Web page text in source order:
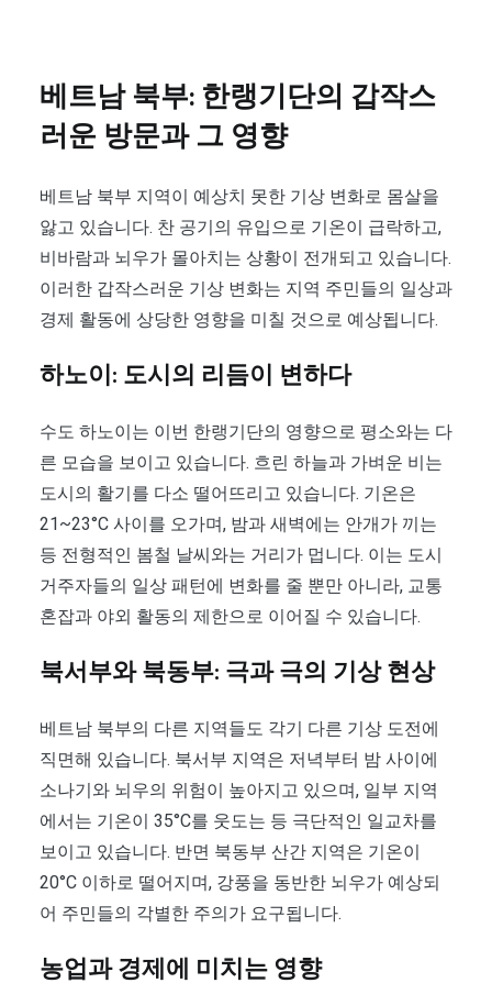
베트남 북부: 한랭기단의 갑작스
러운 방문과 그 영향
베트남 북부 지역이 예상치 못한 기상 변화로 몸살을
앓고 있습니다. 찬 공기의 유입으로 기온이 급락하고,
비바람과 뇌우가 몰아치는 상황이 전개되고 있습니다.
이러한 갑작스러운 기상 변화는 지역 주민들의 일상과
경제 활동에 상당한 영향을 미칠 것으로 예상됩니다.
하노이: 도시의 리듬이 변하다
수도 하노이는 이번 한랭기단의 영향으로 평소와는 다
른 모습을 보이고 있습니다. 흐린 하늘과 가벼운 비는
도시의 활기를 다소 떨어뜨리고 있습니다. 기온은
21~23°C 사이를 오가며, 밤과 새벽에는 안개가 끼는
등 전형적인 봄철 날씨와는 거리가 멉니다. 이는 도시
거주자들의 일상 패턴에 변화를 줄 뿐만 아니라, 교통
혼잡과 야외 활동의 제한으로 이어질 수 있습니다.
북서부와 북동부: 극과 극의 기상 현상
베트남 북부의 다른 지역들도 각기 다른 기상 도전에
직면해 있습니다. 북서부 지역은 저녁부터 밤 사이에
소나기와 뇌우의 위험이 높아지고 있으며, 일부 지역
에서는 기온이 35°C를 웃도는 등 극단적인 일교차를
보이고 있습니다. 반면 북동부 산간 지역은 기온이
20°C 이하로 떨어지며, 강풍을 동반한 뇌우가 예상되
어 주민들의 각별한 주의가 요구됩니다.
농업과 경제에 미치는 영향